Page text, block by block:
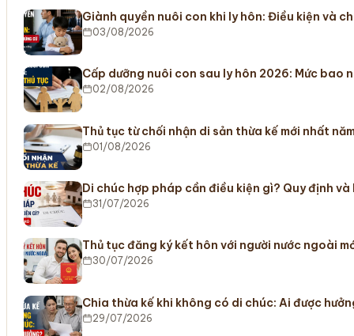
Giành quyền nuôi con khi ly hôn: Điều kiện và
03/08/2026
Cấp dưỡng nuôi con sau ly hôn 2026: Mức bao
02/08/2026
Thủ tục từ chối nhận di sản thừa kế mới nhất
01/08/2026
Di chúc hợp pháp cần điều kiện gì? Quy định và
31/07/2026
Thủ tục đăng ký kết hôn với người nước ngoài
30/07/2026
Chia thừa kế khi không có di chúc: Ai được
29/07/2026